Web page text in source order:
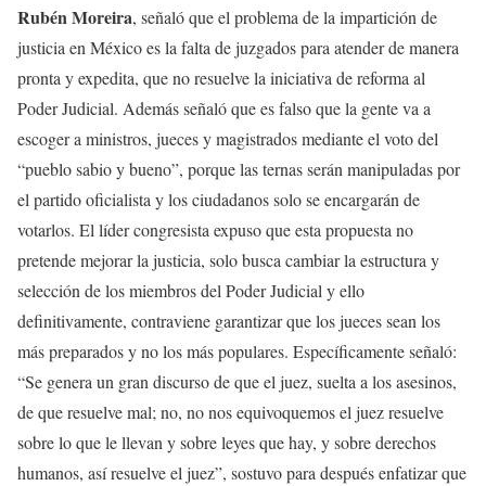
Rubén Moreira, señaló que el problema de la impartición de
justicia en México es la falta de juzgados para atender de manera
pronta y expedita, que no resuelve la iniciativa de reforma al
Poder Judicial. Además señaló que es falso que la gente va a
escoger a ministros, jueces y magistrados mediante el voto del
“pueblo sabio y bueno”, porque las ternas serán manipuladas por
el partido oficialista y los ciudadanos solo se encargarán de
votarlos. El líder congresista expuso que esta propuesta no
pretende mejorar la justicia, solo busca cambiar la estructura y
selección de los miembros del Poder Judicial y ello
definitivamente, contraviene garantizar que los jueces sean los
más preparados y no los más populares. Específicamente señaló:
“Se genera un gran discurso de que el juez, suelta a los asesinos,
de que resuelve mal; no, no nos equivoquemos el juez resuelve
sobre lo que le llevan y sobre leyes que hay, y sobre derechos
humanos, así resuelve el juez”, sostuvo para después enfatizar que